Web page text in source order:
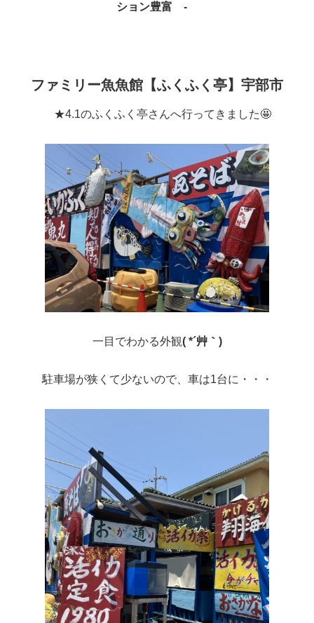
ション豊富 -
ファミリー魚魚館【ふくふく亭】宇部市
★4.1のふくふく亭さんへ行ってきました🤩
一目でわかる外観( *´艸｀)
駐車場が狭くて少ないので、車は1台に・・・